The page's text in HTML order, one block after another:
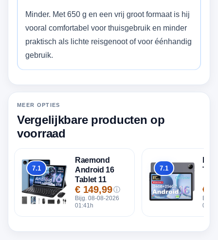
Minder. Met 650 g en een vrij groot formaat is hij
vooral comfortabel voor thuisgebruik en minder
praktisch als lichte reisgenoot of voor éénhandig
gebruik.
MEER OPTIES
Vergelijkbare producten op
voorraad
Totaal
7.1
Raemond
Android 16
Tablet 11
Prijs
€ 149,99 ⓘ
Bijg. 08-08-2026
01:41h
Totaal
7.1
Prijs
€
Bijg.